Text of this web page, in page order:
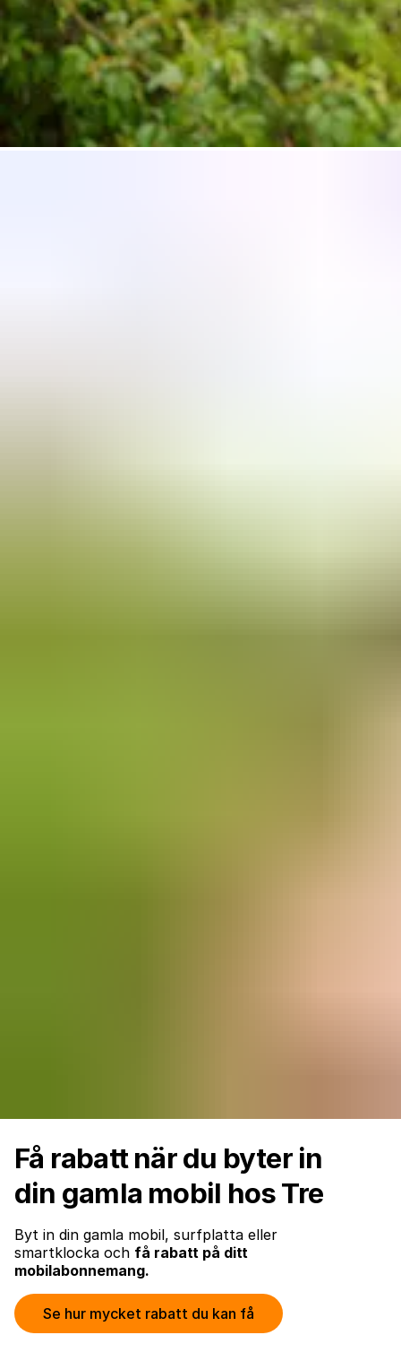
Få rabatt när du byter in
din gamla mobil hos Tre
Byt in din gamla mobil, surfplatta eller
smartklocka och få rabatt på ditt
mobilabonnemang.
Se hur mycket rabatt du kan få